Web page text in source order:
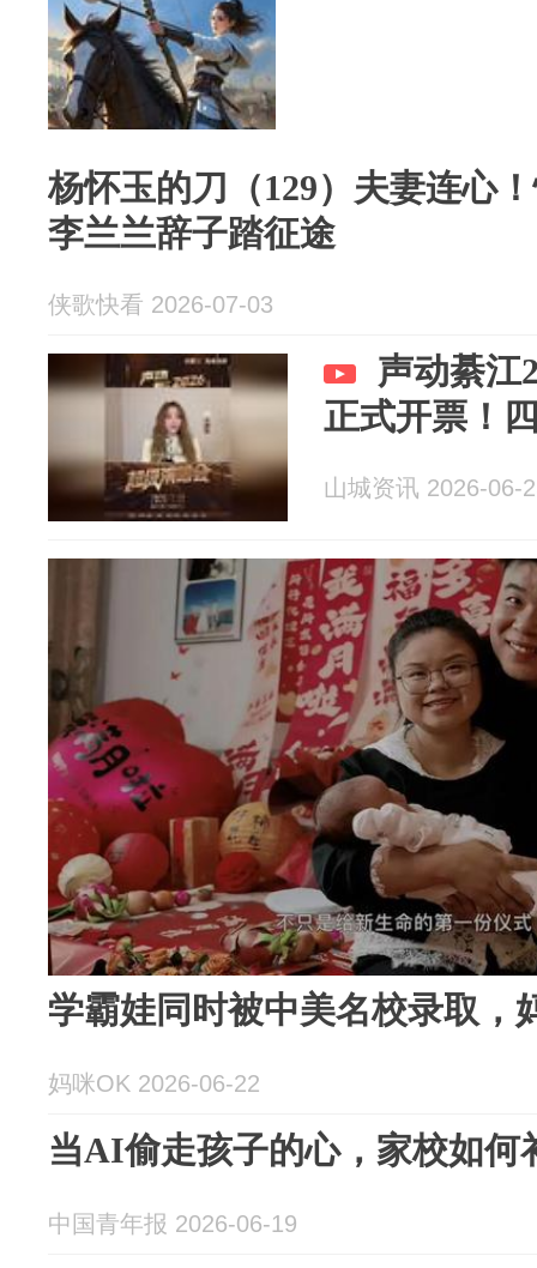
杨怀玉的刀（129）夫妻连心
李兰兰辞子踏征途
侠歌快看 2026-07-03
声动綦江
正式开票！
山城资讯 2026-06-
学霸娃同时被中美名校录取
妈咪OK 2026-06-22
当AI偷走孩子的心，家校如何
中国青年报 2026-06-19